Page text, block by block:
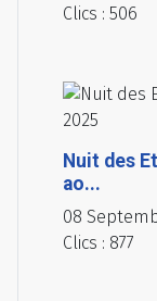
Clics : 506
Nuit des
ao...
08
Clics : 877